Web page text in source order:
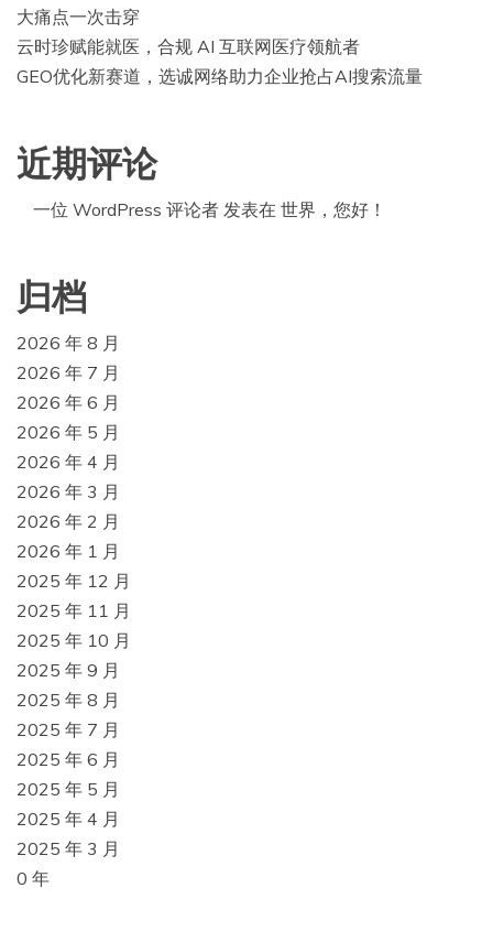
大痛点一次击穿
云时珍赋能就医，合规 AI 互联网医疗领航者
GEO优化新赛道，选诚网络助力企业抢占AI搜索流量
近期评论
一位 WordPress 评论者 发表在 世界，您好！
归档
2026 年 8 月
2026 年 7 月
2026 年 6 月
2026 年 5 月
2026 年 4 月
2026 年 3 月
2026 年 2 月
2026 年 1 月
2025 年 12 月
2025 年 11 月
2025 年 10 月
2025 年 9 月
2025 年 8 月
2025 年 7 月
2025 年 6 月
2025 年 5 月
2025 年 4 月
2025 年 3 月
0 年